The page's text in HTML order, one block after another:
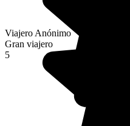
Viajero Anónimo
Gran viajero
5